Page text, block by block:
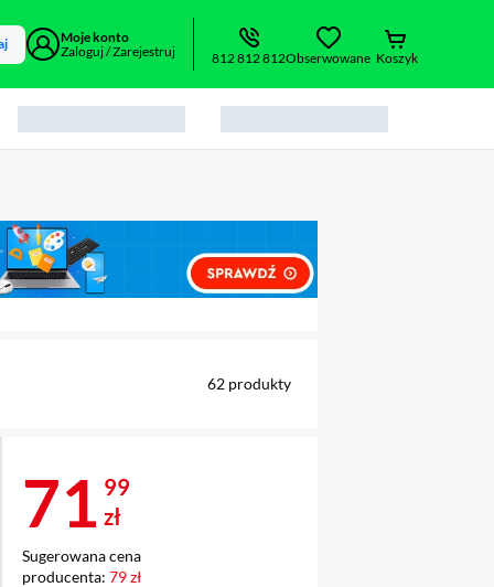
Moje konto
Zaloguj / Zarejestruj
812 812 812Obserwowane Koszyk
element 1 z 1
62 produkty
Cena 71,99 zł
71 99
zł
Sugerowana cena
producenta: 79 zł